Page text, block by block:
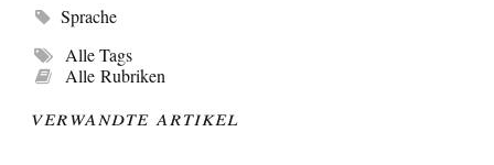
Sprache
Alle Tags
Alle Rubriken
Verwandte Artikel